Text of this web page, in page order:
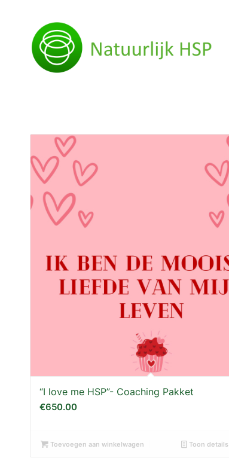
“I love me HSP”- Coaching Pakket
€650.00
Toevoegen aan winkelwagen Toon details